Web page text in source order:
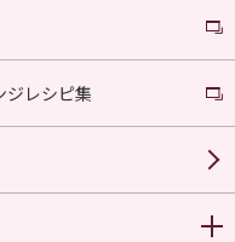
ジレシピ集